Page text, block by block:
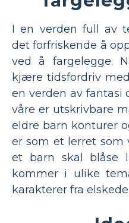
I en verden full av
det forfriskende å
ved å fargelegge.
kjære tidsfordriv
en verden av fantasi
våre er utskrivbare
eldre barn konturer
er som et lerret som
et barn skal blåse
kommer i ulike
karakterer fra